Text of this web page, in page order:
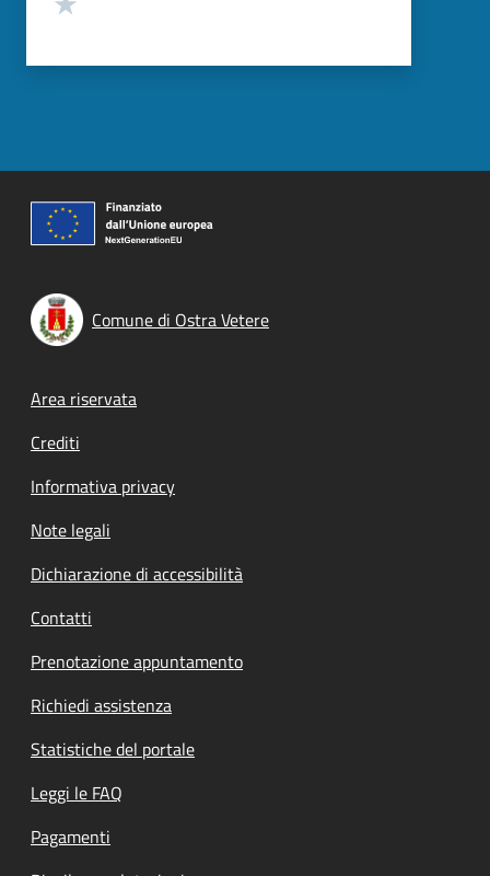
Comune di Ostra Vetere
Footer menu
Area riservata
Crediti
Informativa privacy
Note legali
Dichiarazione di accessibilità
Contatti
Prenotazione appuntamento
Richiedi assistenza
Statistiche del portale
Leggi le FAQ
Pagamenti